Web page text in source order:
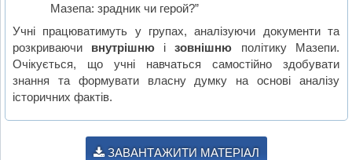
Мазепа: зрадник чи герой?”
Учні працюватимуть у групах, аналізуючи документи та
розкриваючи внутрішню ізовнішню політику Мазепи.
Очікується, що учні навчаться самостійно здобувати
знання та формувати власну думку на основі аналізу
історичних фактів.
ЗАВАНТАЖИТИ МАТЕРІАЛ